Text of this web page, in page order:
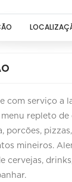
com serviço a
repleto de
porcões,
mineiros.
cervejas,